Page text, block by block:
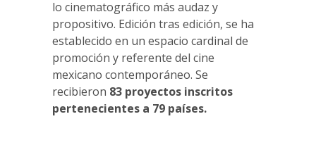
lo cinematográfico más audaz y
propositivo. Edición tras edición, se ha
establecido en un espacio cardinal de
promoción y referente del cine
mexicano contemporáneo. Se
recibieron 83 proyectos inscritos
pertenecientes a 79 países.